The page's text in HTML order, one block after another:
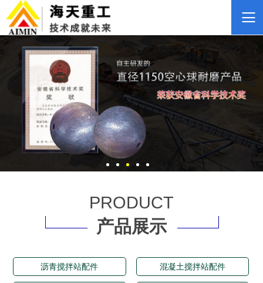
PRODUCT
产品展示
沥青搅拌站配件 混凝土搅拌站配件